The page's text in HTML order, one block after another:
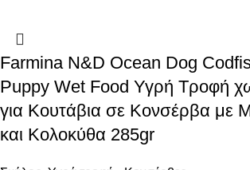
Farmina N&D Ocean Dog
Puppy Wet Food Υγρή Τροφή
για Κουτάβια σε Κονσέρβα με
και Κολοκύθα 285gr